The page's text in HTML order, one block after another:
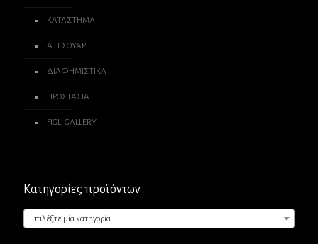
ΚΑΤΑΣΤΗΜΑ
ΑΞΕΣΟΥΑΡ
ΔΙΑΦΗΜΙΣΤΙΚΑ
ΠΡΟΣΤΑΣΙΑ
FIGLI GALLERY
Κατηγορίες προϊόντων
Επιλέξτε μία κατηγορία